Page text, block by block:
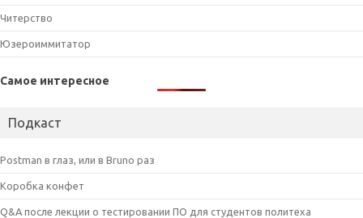
Читерство
Юзероиммитатор
Самое интересное
Подкаст
Postman в глаз, или в Bruno раз
Коробка конфет
Q&A после лекции о тестировании ПО для студентов политеха